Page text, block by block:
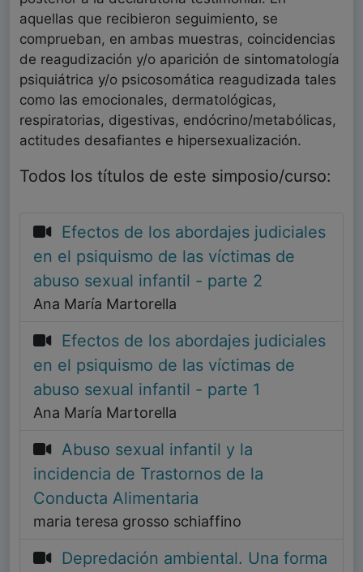
aquellas que recibieron seguimiento, se
comprueban, en ambas muestras, coincidencias
de reagudización y/o aparición de sintomatología
psiquiátrica y/o psicosomática reagudizada tales
como las emocionales, dermatológicas,
respiratorias, digestivas, endócrino/metabólicas,
actitudes desafiantes e hipersexualización.
Todos los títulos de este simposio/curso:
Efectos de los abordajes judiciales
en el psiquismo de las víctimas de
abuso sexual infantil - parte 2
Ana María Martorella
Efectos de los abordajes judiciales
en el psiquismo de las víctimas de
abuso sexual infantil - parte 1
Ana María Martorella
Abuso sexual infantil y la
incidencia de Trastornos de la
Conducta Alimentaria
maria teresa grosso schiaffino
Depredación ambiental. Una forma